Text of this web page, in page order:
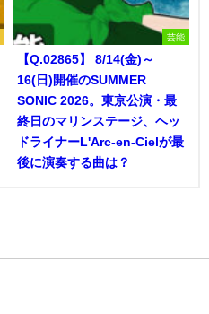
芸能
【Q.02865】 8/14(金)～
16(日)開催のSUMMER
SONIC 2026。東京公演・最
終日のマリンステージ、ヘッ
ドライナーL'Arc-en-Cielが最
後に演奏する曲は？